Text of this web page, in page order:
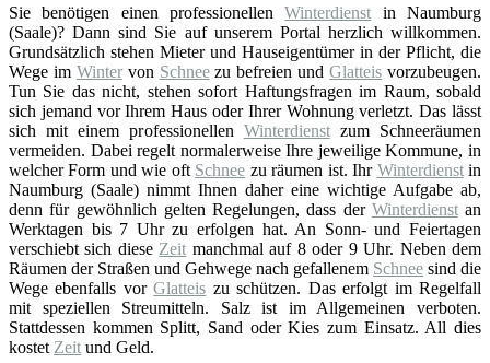
Sie benötigen einen professionellenWinterdienst in Naumburg
(Saale)? Dann sind Sie auf unserem Portal herzlich willkommen.
Grundsätzlich stehen Mieter und Hauseigentümer in der Pflicht, die
Wege im Wintervon Schneezu befreien undGlatteis vorzubeugen.
Tun Sie das nicht, stehen sofort Haftungsfragen im Raum, sobald
sich jemand vor Ihrem Haus oder Ihrer Wohnung verletzt. Das lässt
sich mit einem professionellen Winterdienstzum Schneeräumen
vermeiden. Dabei regelt normalerweise Ihre jeweilige Kommune, in
welcher Form und wie oft Schnee zu räumen ist. Ihr Winterdienstin
Naumburg (Saale) nimmt Ihnen daher eine wichtige Aufgabe ab,
denn für gewöhnlich gelten Regelungen, dass der Winterdienstan
Werktagen bis 7 Uhr zu erfolgen hat. An Sonn- und Feiertagen
verschiebt sich diese Zeit manchmal auf 8 oder 9 Uhr. Neben dem
Räumen der Straßen und Gehwege nach gefallenem Schnee sind die
Wege ebenfalls vorGlatteis zu schützen. Das erfolgt im Regelfall
mit speziellen Streumitteln. Salz ist im Allgemeinen verboten.
Stattdessen kommen Splitt, Sand oder Kies zum Einsatz. All dies
kostet Zeit und Geld.